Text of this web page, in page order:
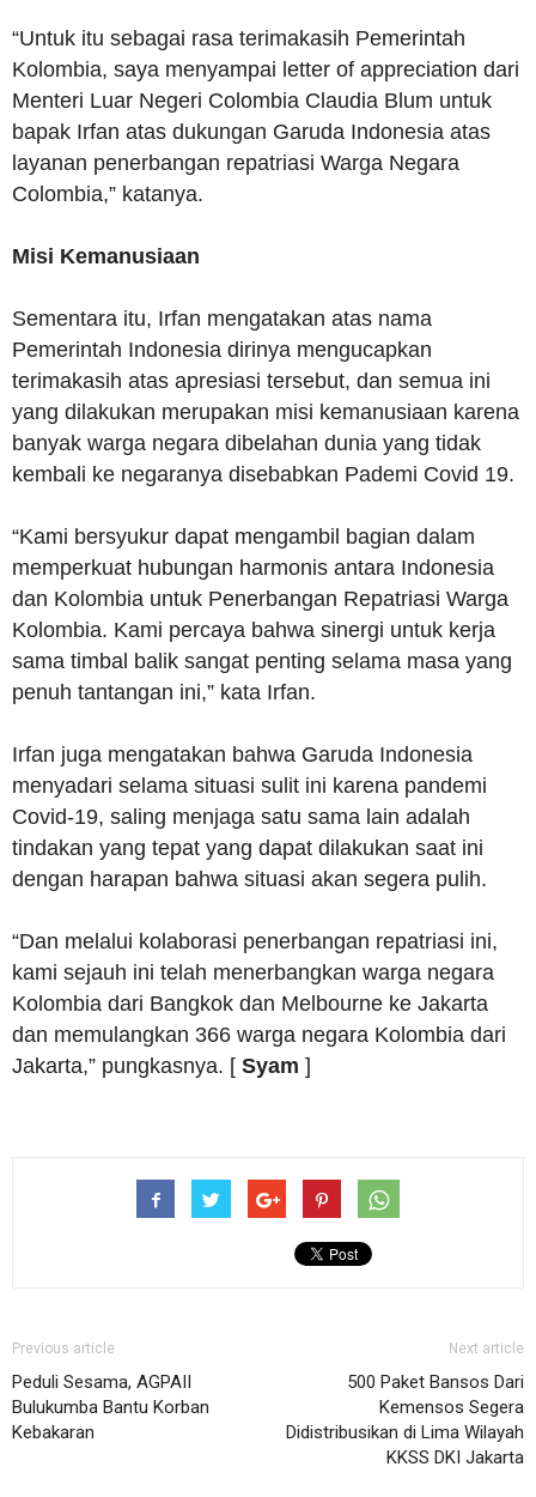
“Untuk itu sebagai rasa terimakasih Pemerintah
Kolombia, saya menyampai letter of appreciation dari
Menteri Luar Negeri Colombia Claudia Blum untuk
bapak Irfan atas dukungan Garuda Indonesia atas
layanan penerbangan repatriasi Warga Negara
Colombia,” katanya.
Misi Kemanusiaan
Sementara itu, Irfan mengatakan atas nama
Pemerintah Indonesia dirinya mengucapkan
terimakasih atas apresiasi tersebut, dan semua ini
yang dilakukan merupakan misi kemanusiaan karena
banyak warga negara dibelahan dunia yang tidak
kembali ke negaranya disebabkan Pademi Covid 19.
“Kami bersyukur dapat mengambil bagian dalam
memperkuat hubungan harmonis antara Indonesia
dan Kolombia untuk Penerbangan Repatriasi Warga
Kolombia. Kami percaya bahwa sinergi untuk kerja
sama timbal balik sangat penting selama masa yang
penuh tantangan ini,” kata Irfan.
Irfan juga mengatakan bahwa Garuda Indonesia
menyadari selama situasi sulit ini karena pandemi
Covid-19, saling menjaga satu sama lain adalah
tindakan yang tepat yang dapat dilakukan saat ini
dengan harapan bahwa situasi akan segera pulih.
“Dan melalui kolaborasi penerbangan repatriasi ini,
kami sejauh ini telah menerbangkan warga negara
Kolombia dari Bangkok dan Melbourne ke Jakarta
dan memulangkan 366 warga negara Kolombia dari
Jakarta,” pungkasnya. [ Syam ]
Previous article
Peduli Sesama, AGPAII
Bulukumba Bantu Korban
Kebakaran
Next article
500 Paket Bansos Dari
Kemensos Segera
Didistribusikan di Lima Wilayah
KKSS DKI Jakarta